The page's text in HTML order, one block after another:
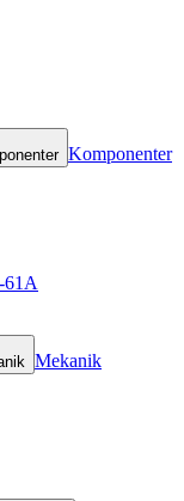
Komponenter
61A
Mekanik